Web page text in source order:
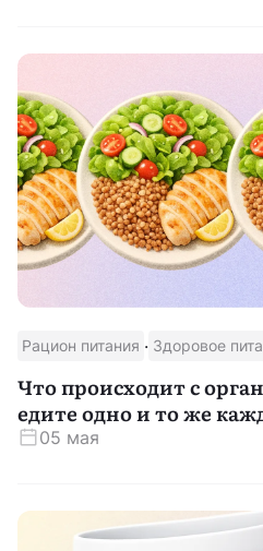
Рацион питания · Здоровое
Что происходит с
едите одно и то же
05 мая